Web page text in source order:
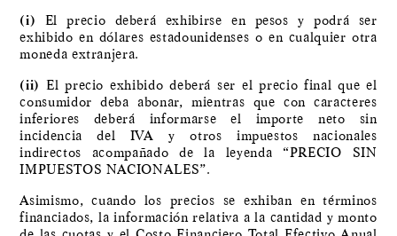
(i) El precio deberá exhibirse en pesos y podrá ser
exhibido en dólares estadounidenses o en cualquier otra
moneda extranjera.
(ii) El precio exhibido deberá ser el precio final que el
consumidor deba abonar, mientras que con caracteres
inferiores deberá informarse el importe neto sin
incidencia del IVA y otros impuestos nacionales
indirectos acompañado de la leyenda “PRECIO SIN
IMPUESTOS NACIONALES”.
Asimismo, cuando los precios se exhiban en términos
financiados, la información relativa a la cantidad y monto